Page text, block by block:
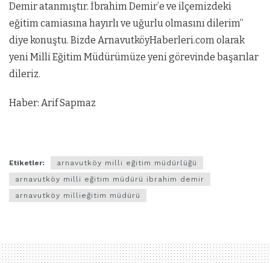
Demir atanmıştır. İbrahim Demir’e ve ilçemizdeki
eğitim camiasına hayırlı ve uğurlu olmasını dilerim”
diye konuştu. Bizde ArnavutköyHaberleri.com olarak
yeni Milli Eğitim Müdürümüze yeni görevinde başarılar
dileriz.
Haber: Arif Sapmaz
Etiketler:
arnavutköy milli eğitim müdürlüğü
arnavutköy milli eğitim müdürü ibrahim demir
arnavutköy millieğitim müdürü